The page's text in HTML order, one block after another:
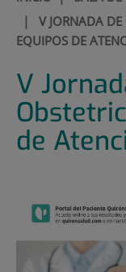
| V JORNADA
EQUIPOS DE
V
de